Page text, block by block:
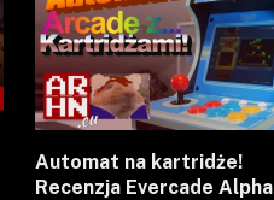
Automat na kartridże!
Recenzja Evercade Alpha